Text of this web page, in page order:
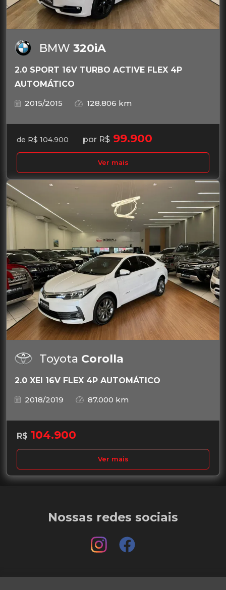
BMW 320iA
2.0 SPORT 16V TURBO ACTIVE FLEX 4P
AUTOMÁTICO
2015/2015
128.806 km
de R$ 104.900 por R$ 99.900
Ver mais
Toyota Corolla
2.0 XEI 16V FLEX 4P AUTOMÁTICO
2018/2019
87.000 km
R$ 104.900
Ver mais
Nossas redes sociais